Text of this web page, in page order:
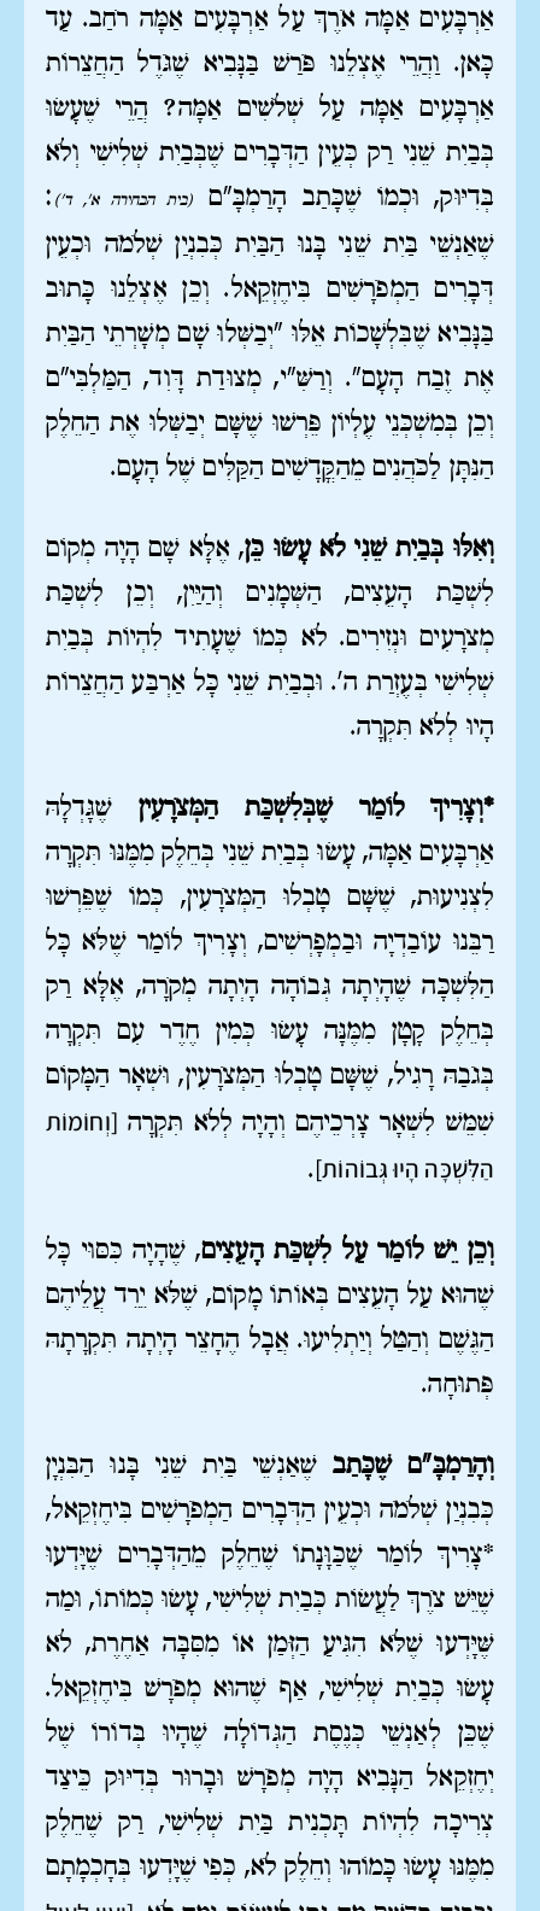
אַרְבָּעִים אַמָּה אֹרֶךְ עַל אַרְבָּעִים אַמָּה רֹחַב. עַד
כָּאן. וַהֲרֵי אֶצְלֵנוּ פֹּרַשׁ בַּנָּבִיא שֶׁגֹּדֶל הַחֲצֵרוֹת
אַרְבָּעִים אַמָּה עַל שְׁלֹשִׁים אַמָּה? הֲרֵי שֶׁעָשׂוּ
בְּבַיִת שֵׁנִי רַק כְּעֵין הַדְּבָרִים שֶׁבְּבַיִת שְׁלִישִׁי וְלֹא
בְּדִיּוּק, וּכְמוֹ שֶׁכָּתַב הָרַמְבָּ"ם
(בית הבחירה א', ד') :
שֶׁאַנְשֵׁי בַּיִת שֵׁנִי בָּנוּ הַבַּיִת כְּבִנְיַן שְׁלֹמֹה וּכְעֵין
דְּבָרִים הַמְפֹרָשִׁים בִּיחֶזְקֵאל. וְכֵן אֶצְלֵנוּ כָּתוּב
בַּנָּבִיא שֶׁבִּלְשָׁכוֹת אֵלּוּ "יְבַשְּׁלוּ שָׁם מְשָׁרְתֵי הַבַּיִת
אֶת זֶבַח הָעָם". וְרַשִּׁ"י, מְצוּדַת דָּוִד, הַמַּלְבִּי"ם
וְכֵן בְּמִשְׁכְּנֵי עֶלְיוֹן פֵּרְשׁוּ שֶׁשָּׁם יְבַשְּׁלוּ אֶת הַחֵלֶק
הַנִּתָּן לַכֹּהֲנִים מֵהַקֳּדָשִׁים הַקַּלִּים שֶׁל הָעָם.
וְאִלּוּ בְּבַיִת שֵׁנִי לֹא עָשׂוּ כֵּן, אֶלָּא שָׁם הָיָה מְקוֹם
לִשְׁכַּת הָעֵצִים, הַשְּׁמָנִים וְהַיַּיִן, וְכֵן לִשְׁכַּת
מְצֹרָעִים וּנְזִירִים. לֹא כְּמוֹ שֶׁעָתִיד לִהְיוֹת בְּבַיִת
שְׁלִישִׁי בְּעֶזְרַת ה'. וּבְבַיִת שֵׁנִי כָּל אַרְבַּע הַחֲצֵרוֹת
הָיוּ לְלֹא תִּקְרָה.
*וְצָרִיךְ לוֹמַר שֶׁבְּלִשְׁכַּת הַמְּצֹרָעִין שֶׁגָּדְלָהּ
אַרְבָּעִים אַמָּה, עָשׂוּ בְּבַיִת שֵׁנִי בְּחֵלֶק מִמֶּנּוּ תִּקְרָה
לִצְנִיעוּת, שֶׁשָּׁם טָבְלוּ הַמְּצֹרָעִין, כְּמוֹ שֶׁפֵּרְשׁוּ
רַבֵּנוּ עוֹבַדְיָה וּבַמְפָרְשִׁים, וְצָרִיךְ לוֹמַר שֶׁלֹּא כָּל
הַלִּשְׁכָּה שֶׁהָיְתָה גְּבוֹהָה הָיְתָה מְקֹרָה, אֶלָּא רַק
בְּחֵלֶק קָטָן מִמֶּנָּה עָשׂוּ כְּמִין חֶדֶר עִם תִּקְרָה
בְּגֹבַהּ רָגִיל, שֶׁשָּׁם טָבְלוּ הַמְּצֹרָעִין, וּשְׁאָר הַמָּקוֹם
שִׁמֵּשׁ לִשְׁאָר צָרְכֵיהֶם וְהָיָה לְלֹא תִּקְרָה [וְחוֹמוֹת
הַלִּשְׁכָּה הָיוּ גְּבוֹהוֹת].
וְכֵן יֵשׁ לוֹמַר עַל לִשְׁכַּת הָעֵצִים, שֶׁהָיָה כִּסּוּי כָּל
שֶׁהוּא עַל הָעֵצִים בְּאוֹתוֹ מָקוֹם, שֶׁלֹּא יֵרֵד עֲלֵיהֶם
הַגֶּשֶׁם וְהַטַּל וְיַתְלִיעוּ. אֲבָל הֶחָצֵר הָיְתָה תִּקְרָתָהּ
פְּתוּחָה.
וְהָרַמְבָּ"ם שֶׁכָּתַב שֶׁאַנְשֵׁי בַּיִת שֵׁנִי בָּנוּ הַבִּנְיָן
כְּבִנְיַן שְׁלֹמֹה וּכְעֵין הַדְּבָרִים הַמְפֹרָשִׁים בִּיחֶזְקֵאל,
*צָרִיךְ לוֹמַר שֶׁכַּוָּנָתוֹ שֶׁחֵלֶק מֵהַדְּבָרִים שֶׁיָּדְעוּ
שֶׁיֵּשׁ צֹרֶךְ לַעֲשׂוֹת כְּבַיִת שְׁלִישִׁי, עָשׂוּ כְּמוֹתוֹ, וּמַה
שֶּׁיָּדְעוּ שֶׁלֹּא הִגִּיעַ הַזְּמַן אוֹ מִסִּבָּה אַחֶרֶת, לֹא
עָשׂוּ כְּבַיִת שְׁלִישִׁי, אַף שֶׁהוּא מְפֹרָשׁ בִּיחֶזְקֵאל.
שֶׁכֵּן לְאַנְשֵׁי כְּנֶסֶת הַגְּדוֹלָה שֶׁהָיוּ בְּדוֹרוֹ שֶׁל
יְחֶזְקֵאל הַנָּבִיא הָיָה מְפֹרָשׁ וּבָרוּר בְּדִיּוּק כֵּיצַד
צְרִיכָה לִהְיוֹת תָּכְנִית בַּיִת שְׁלִישִׁי, רַק שֶׁחֵלֶק
מִמֶּנּוּ עָשׂוּ כָּמוֹהוּ וְחֵלֶק לֹא, כְּפִי שֶׁיָּדְעוּ בְּחָכְמָתָם